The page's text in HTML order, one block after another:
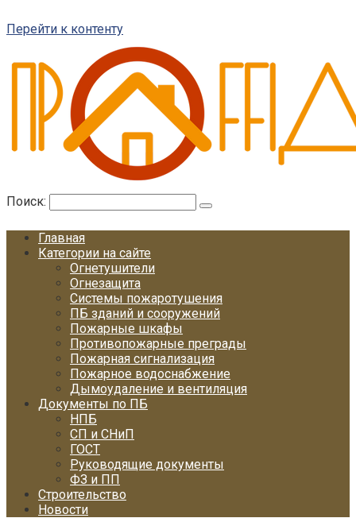
Перейти к контенту
Поиск:
Главная
Категории на сайте
Огнетушители
Огнезащита
Системы пожаротушения
ПБ зданий и сооружений
Пожарные шкафы
Противопожарные преграды
Пожарная сигнализация
Пожарное водоснабжение
Дымоудаление и вентиляция
Документы по ПБ
НПБ
СП и СНиП
ГОСТ
Руководящие документы
ФЗ и ПП
Строительство
Новости